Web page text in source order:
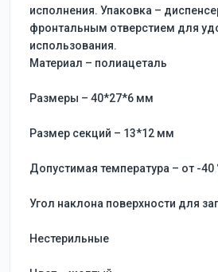
исполнения. Упаковка –
фронтальным отверстием для
использования.
Материал – полиацеталь
Размеры – 40*27*6 мм
Размер секций – 13*12 мм
Допустимая температура – от -40
Угол наклона поверхности для
Нестерильные